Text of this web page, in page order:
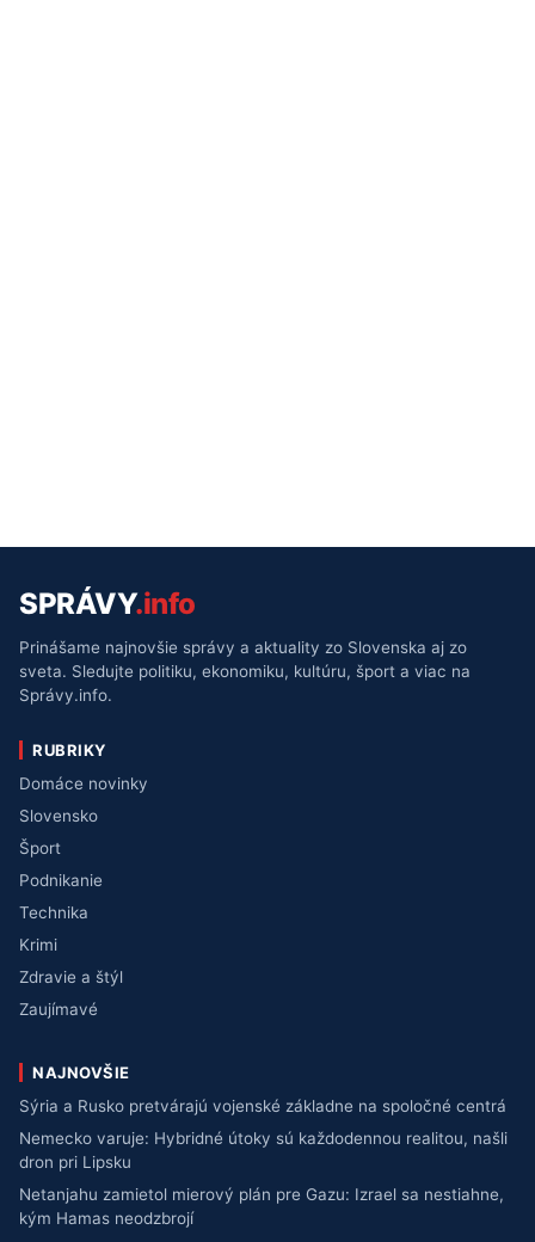
SPRÁVY.info
Prinášame najnovšie správy a aktuality zo Slovenska aj zo
sveta. Sledujte politiku, ekonomiku, kultúru, šport a viac na
Správy.info.
RUBRIKY
Domáce novinky
Slovensko
Šport
Podnikanie
Technika
Krimi
Zdravie a štýl
Zaujímavé
NAJNOVŠIE
Sýria a Rusko pretvárajú vojenské základne na spoločné centrá
Nemecko varuje: Hybridné útoky sú každodennou realitou, našli
dron pri Lipsku
Netanjahu zamietol mierový plán pre Gazu: Izrael sa nestiahne,
kým Hamas neodzbrojí